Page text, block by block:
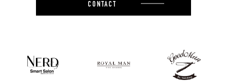
CONTACT